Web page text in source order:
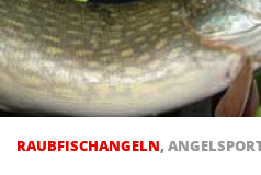
RAUBFISCHANGELN,